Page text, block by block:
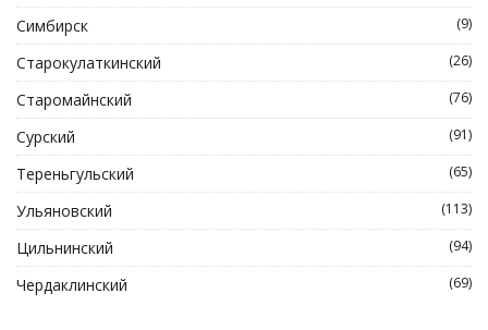
Симбирск (9)
Старокулаткинский (26)
Старомайнский (76)
Сурский (91)
Тереньгульский (65)
Ульяновский (113)
Цильнинский (94)
Чердаклинский (69)